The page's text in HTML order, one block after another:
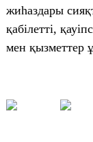
жиһаздары
қабілетті,
мен қызметтер